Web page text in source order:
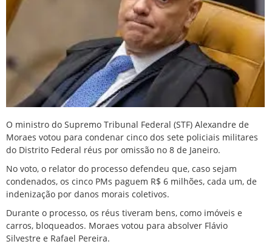
O ministro do Supremo Tribunal Federal (STF) Alexandre de
Moraes votou para condenar cinco dos sete policiais militares
do Distrito Federal réus por omissão no 8 de Janeiro.
No voto, o relator do processo defendeu que, caso sejam
condenados, os cinco PMs paguem R$ 6 milhões, cada um, de
indenização por danos morais coletivos.
Durante o processo, os réus tiveram bens, como imóveis e
carros, bloqueados. Moraes votou para absolver Flávio
Silvestre e Rafael Pereira.